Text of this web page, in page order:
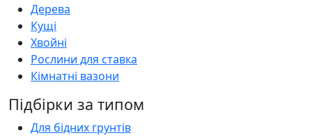
Дерева
Кущі
Хвойні
Рослини для ставка
Кімнатні вазони
Підбірки за типом
Для бідних грунтів